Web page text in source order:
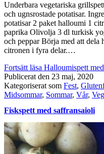
Underbara vegetariska
och ugnsrostade potatisar.
potatisar 2 paket halloumi 1
paprika Olivolja 3 dl turkisk
och peppar Börja med att dela
citronen i fyra delar.…
Fortsätt läsa Halloumispett
Publicerat den 23 maj, 2020
Kategoriserat som Fest,
Midsommar, Sommar, Vår,
Fiskspett med saffransaioli